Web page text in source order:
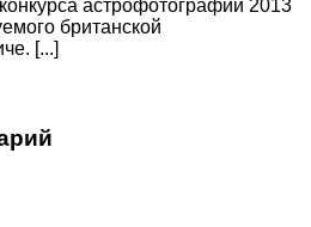
астрофотографии 2013
британской
[...]